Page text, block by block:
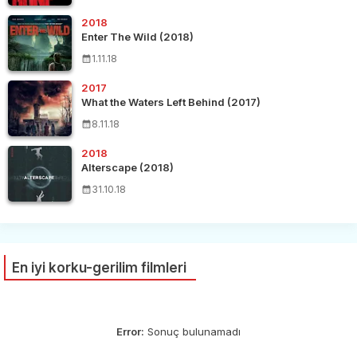
2018
Enter The Wild (2018)
1.11.18
2017
What the Waters Left Behind (2017)
8.11.18
2018
Alterscape (2018)
31.10.18
En iyi korku-gerilim filmleri
Error: Sonuç bulunamadı